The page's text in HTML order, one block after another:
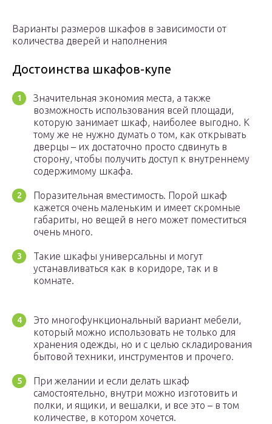
Варианты размеров шкафов в зависимости от
количества дверей и наполнения
Достоинства шкафов-купе
Значительная экономия места, а также
возможность использования всей площади,
которую занимает шкаф, наиболее выгодно. К
тому же не нужно думать о том, как открывать
дверцы – их достаточно просто сдвинуть в
сторону, чтобы получить доступ к внутреннему
содержимому шкафа.
Поразительная вместимость. Порой шкаф
кажется очень маленьким и имеет скромные
габариты, но вещей в него может поместиться
очень много.
Такие шкафы универсальны и могут
устанавливаться как в коридоре, так и в
комнате.
Это многофункциональный вариант мебели,
который можно использовать не только для
хранения одежды, но и с целью складирования
бытовой техники, инструментов и прочего.
При желании и если делать шкаф
самостоятельно, внутри можно изготовить и
полки, и ящики, и вешалки, и все это – в том
количестве, в котором хочется.